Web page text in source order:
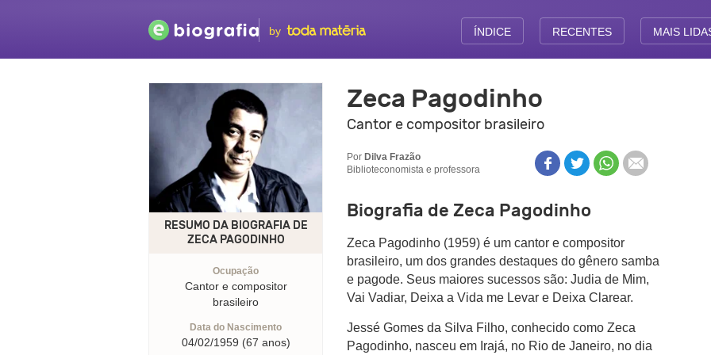
by ÍNDICE RECENTES MAIS
Zeca Pagodinho
Cantor e compositor brasileiro
Por Dilva Frazão
Biblioteconomista e professora
Biografia de Zeca Pagodinho
Zeca Pagodinho (1959) é um cantor e compositor
brasileiro, um dos grandes destaques do gênero samba
e pagode. Seus maiores sucessos são: Judia de Mim,
Vai Vadiar, Deixa a Vida me Levar e Deixa Clarear.
Jessé Gomes da Silva Filho, conhecido como Zeca
Pagodinho, nasceu em Irajá, no Rio de Janeiro, no dia
RESUMO DA BIOGRAFIA DE
ZECA PAGODINHO
Ocupação
Cantor e compositor
brasileiro
Data do Nascimento
04/02/1959 (67 anos)